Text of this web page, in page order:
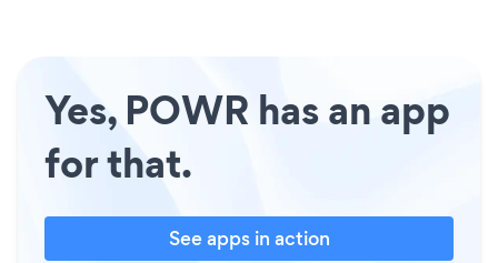
Yes, POWR has an app
for that.
See apps in action